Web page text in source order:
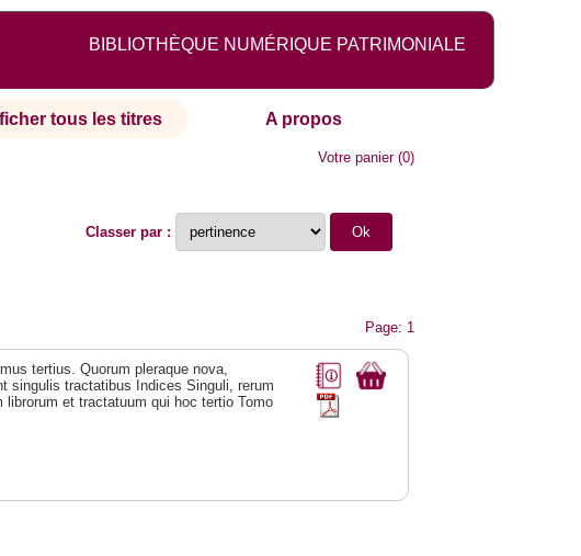
BIBLIOTHÈQUE NUMÉRIQUE PATRIMONIALE
tous les titres A propos
Votre panier(0)
Classer par :
Page: 1
tertius. Quorum pleraque nova,
singulis tractatibus Indices Singuli, rerum
librorum et tractatuum qui hoc tertio Tomo